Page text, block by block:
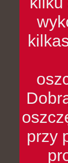
przy